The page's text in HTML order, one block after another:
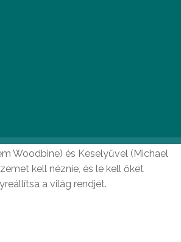
egyszerre két rosszfiúval,
Woodbine) és Keselyűvel (Michael
kell néznie, és le kell őket
a világ rendjét.